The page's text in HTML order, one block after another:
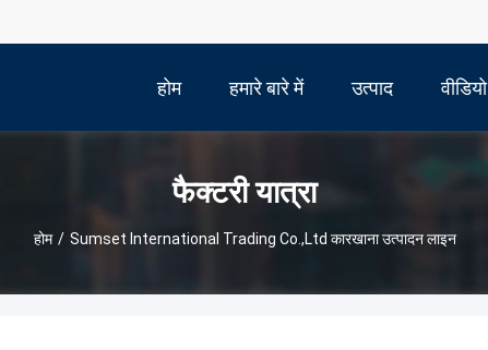
होम हमारे बारे में उत्पाद वीडियो
फैक्टरी यात्रा
होम / Sumset International Trading Co.,Ltd कारखाना उत्पादन लाइन